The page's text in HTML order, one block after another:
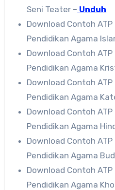
Seni Teater – Unduh
Download Contoh
Pendidikan Agama
Download Contoh
Pendidikan Agama
Download Contoh
Pendidikan Agama
Download Contoh
Pendidikan Agama
Download Contoh
Pendidikan Agama
Download Contoh
Pendidikan Agama